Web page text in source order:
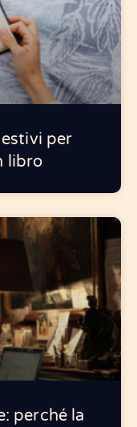
per
libro
perché la